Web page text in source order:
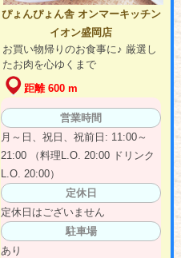
ぴょんぴょん舎 オンマーキッチン
イオン盛岡店
お買い物帰りのお食事に♪ 厳選し
たお肉を心ゆくまで
距離 600 m
営業時間
月～日、祝日、祝前日: 11:00～
21:00 （料理L.O. 20:00 ドリンク
L.O. 20:00）
定休日
定休日はございません
駐車場
あり